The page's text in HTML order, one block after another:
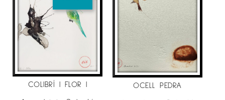
Galeria d’artAnquin’s , “Haikus” Reus.
. 2014
–Programa Ars et Scientia de Teknon,
galería Memorial, Barcelona.
COLIBRÍ I FLOR I
OCELL PEDRA